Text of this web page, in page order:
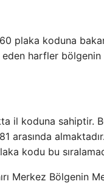
plaka koduna
harfler
il koduna sahiptir.
arasında
kodu bu
Merkez Bölgenin